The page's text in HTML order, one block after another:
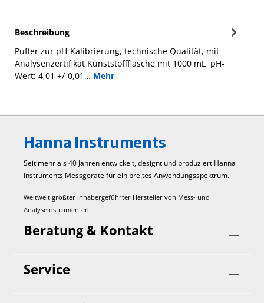
Beschreibung
Puffer zur pH-Kalibrierung, technische Qualität, mit
Analysenzertifikat Kunststoffflasche mit 1000 mL pH-
Wert: 4,01 +/-0,01… Mehr
Hanna Instruments
Seit mehr als 40 Jahren entwickelt, designt und produziert Hanna
Instruments Mess­geräte für ein breites Anwendungs­spektrum.
Weltweit größter inhabergeführter Hersteller von Mess- und
Analyseinstrumenten
Beratung & Kontakt
Service